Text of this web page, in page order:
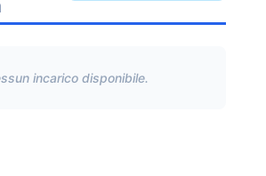
incarico disponibile.